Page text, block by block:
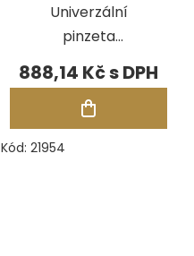
Univerzální
pinzeta
Lindström TL
649-SA, 154 mm
888,14 Kč
Kód: 21954